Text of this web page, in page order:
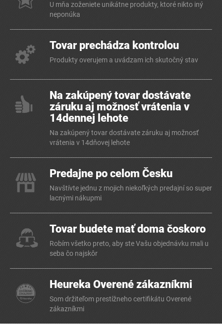
U mňa zoženiete unikátne produkty, ktoré nikto iný
neponúka
Tovar prechádza kontrolou
Produkty overujem a uvádzam ich skutočný stav
Na zakúpený tovar dostávate
záruku aj možnosť vrátenia v
14dennej lehote
Na zakúpený tovar dostávate záruku aj možnosť
vrátenia v 14dňovej lehote
Predajne po celom Česku
Navštívte jednu z mojich niekoľkých predajní so super
lacnými nákupmi
Tovar budete mať doma čoskoro
Robím všetko preto, aby ste Vašu objednávku mali u
seba čo najskôr
Heureka Overené zákazníkmi
Som držiteľom prestížneho certifikátu Overené
zákazníkmi